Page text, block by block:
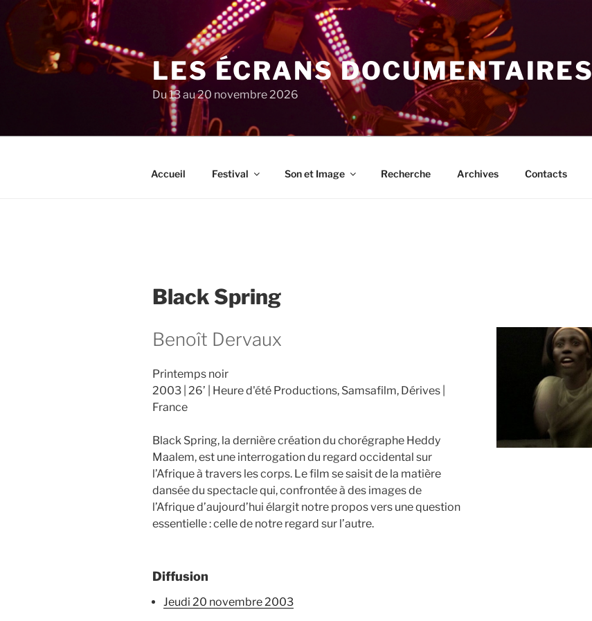
au
contenu
principal
LES ÉCRANS DOCUMENTAIRES
Du 13 au 20 novembre 2026
Accueil Festival Son et Image Recherche Archives Contacts
Black Spring
Benoît Dervaux
Printemps noir
2003 26’
Heure d'été Productions, Samsafilm, Dérives
France
Black Spring, la dernière création du chorégraphe Heddy
Maalem, est une interrogation du regard occidental sur
l’Afrique à travers les corps. Le film se saisit de la matière
dansée du spectacle qui, confrontée à des images de
l’Afrique d’aujourd’hui élargit notre propos vers une question
essentielle : celle de notre regard sur l’autre.
Diffusion
jeudi 20 novembre 2003